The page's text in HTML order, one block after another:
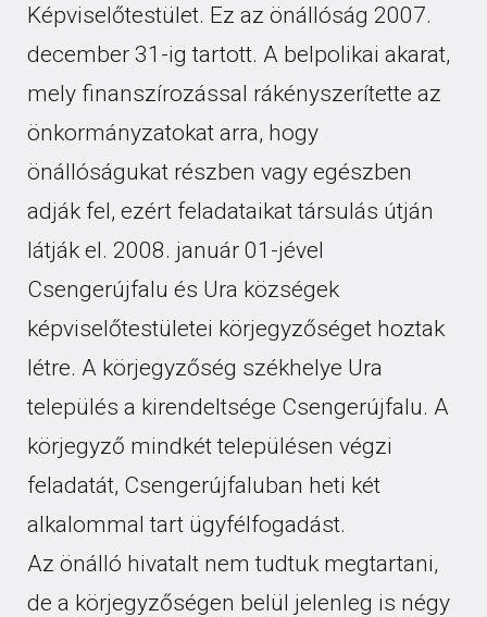
Képviselőtestület. Ez az önállóság 2007.
december 31-ig tartott. A belpolikai akarat,
mely finanszírozással rákényszerítette az
önkormányzatokat arra, hogy
önállóságukat részben vagy egészben
adják fel, ezért feladataikat társulás útján
látják el. 2008. január 01-jével
Csengerújfalu és Ura községek
képviselőtestületei körjegyzőséget hoztak
létre. A körjegyzőség székhelye Ura
település a kirendeltsége Csengerújfalu. A
körjegyző mindkét településen végzi
feladatát, Csengerújfaluban heti két
alkalommal tart ügyfélfogadást.
Az önálló hivatalt nem tudtuk megtartani,
de a körjegyzőségen belül jelenleg is négy